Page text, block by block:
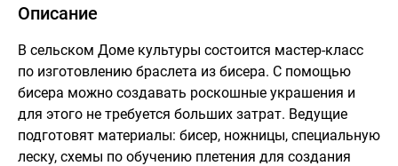
Описание
В сельском Доме культуры состоится мастер-класс
по изготовлению браслета из бисера. С помощью
бисера можно создавать роскошные украшения и
для этого не требуется больших затрат. Ведущие
подготовят материалы: бисер, ножницы, специальную
леску, схемы по обучению плетения для создания